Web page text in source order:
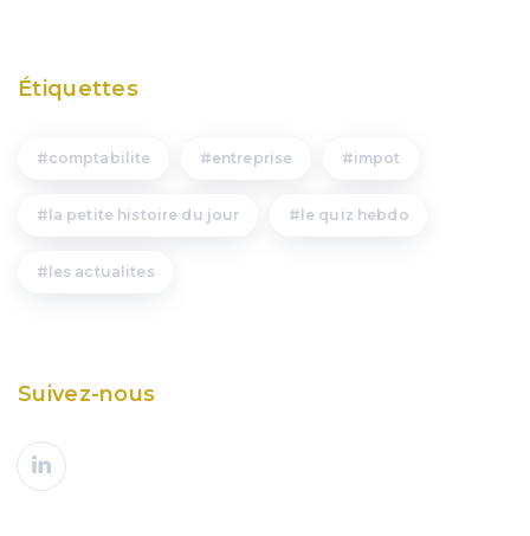
Étiquettes
comptabilite entreprise impot
la petite histoire du jour le quiz hebdo
les actualites
Suivez-nous